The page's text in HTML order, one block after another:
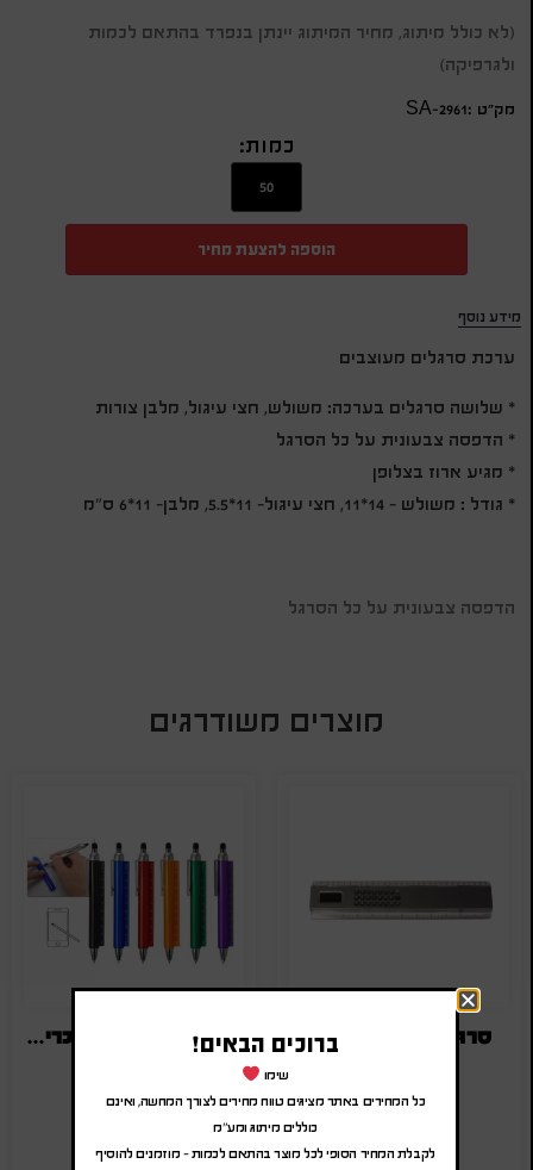
(לא כולל מיתוג, מחיר המיתוג יינתן בנפרד בהתאם לכמות
ולגרפיקה)
מק״ט :SA-2961
כמות:
הוספה להצעת מחיר
מידע נוסף
ערכת סרגלים מעוצבים
* שלושה סרגלים בערכה: משולש, חצי עיגול, מלבן צורות
* הדפסה צבעונית על כל הסרגל
* מגיע ארוז בצלופן
* גודל : משולש – 14*11, חצי עיגול- 11*5.5, מלבן- 11*6 ס"מ
הדפסה צבעונית על כל הסרגל
מוצרים משודרגים
סרגל מחשבון ממותג
(לפני מע"מ)
עט סרגל שקוף עם כרית מגע
(לפני מע"מ)
ברוכים הבאים!
שימו
כל המחירים באתר מציגים טווח מחירים לצורך המחשה, ואינם
כוללים מיתוג ומע"מ
לקבלת המחיר הסופי לכל מוצר בהתאם לכמות – מוזמנים להוסיף